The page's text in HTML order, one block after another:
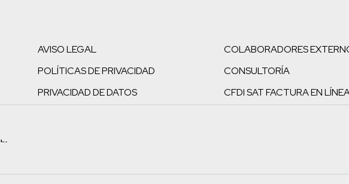
AVISO LEGAL
POLÍTICAS DE PRIVACIDAD
PRIVACIDAD DE DATOS
COLABORADORES
CONSULTORÍA
CFDI SAT FACTURA EN